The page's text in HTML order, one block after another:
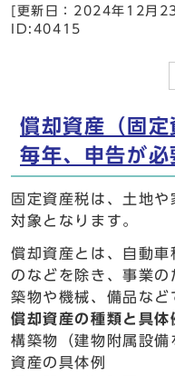
[更新日：2024年12月
ID:40415
償却資産（固定
毎年、申告が必
固定資産税は、土地
対象となります。
償却資産とは、自動
のなどを除き、事業
築物や機械、備品など
償却資産の種類と具体
構築物（建物附属設備
資産の具体例